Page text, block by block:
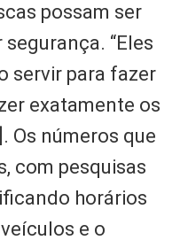
possam ser
“Eles
servir para fazer
exatamente os
Os números que
com pesquisas
horários
e o